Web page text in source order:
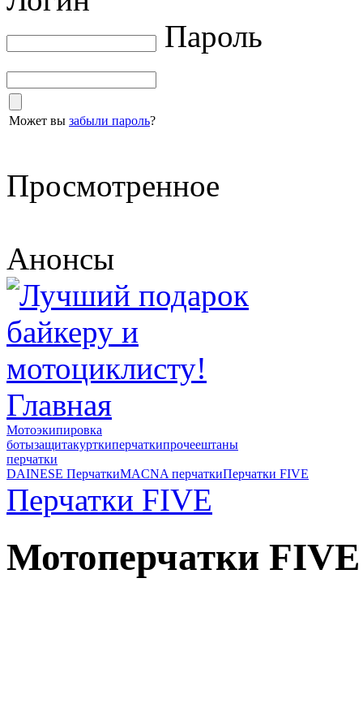
Пароль
Может вы забыли пароль?
Просмотренное
Анонсы
Главная
Мотоэкипировка
ботызащитакурткиперчаткипрочеештаны
перчатки
DAINESE ПерчаткиMACNA перчаткиПерчатки FIVE
Перчатки FIVE
Мотоперчатки